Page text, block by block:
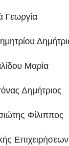
Γεωργία
Μαρία
Δημήτριος
Φίλιππος